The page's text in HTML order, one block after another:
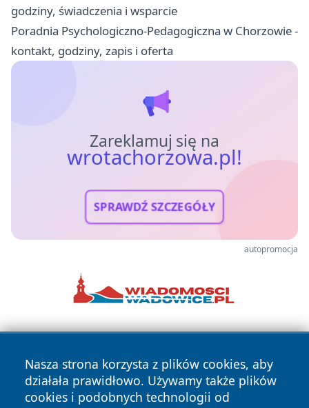
godziny, świadczenia i wsparcie
Poradnia Psychologiczno-Pedagogiczna w Chorzowie -
kontakt, godziny, zapis i oferta
Zareklamuj się na
wrotachorzowa.pl!
SPRAWDŹ SZCZEGÓŁY
autopromocja
Nasza strona korzysta z plików cookies, aby
działała prawidłowo. Używamy także plików
cookies i podobnych technologii od